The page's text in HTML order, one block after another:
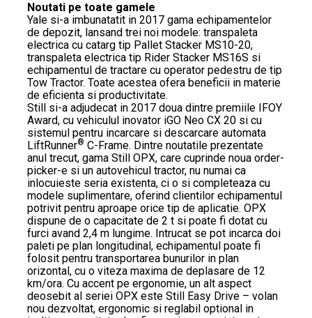
Noutati pe toate gamele
Yale si-a imbunatatit in 2017 gama echipamentelor
de depozit, lansand trei noi modele: transpaleta
electrica cu catarg tip Pallet Stacker MS10-20,
transpaleta electrica tip Rider Stacker MS16S si
echipamentul de tractare cu operator pedestru de tip
Tow Tractor. Toate acestea ofera beneficii in materie
de eficienta si productivitate.
Still si-a adjudecat in 2017 doua dintre premiile IFOY
Award, cu vehiculul inovator iGO Neo CX 20 si cu
sistemul pentru incarcare si descarcare automata
LiftRunner® C-Frame. Dintre noutatile prezentate
anul trecut, gama Still OPX, care cuprinde noua order-
picker-e si un autovehicul tractor, nu numai ca
inlocuieste seria existenta, ci o si completeaza cu
modele suplimentare, oferind clientilor echipamentul
potrivit pentru aproape orice tip de aplicatie. OPX
dispune de o capacitate de 2 t si poate fi dotat cu
furci avand 2,4 m lungime. Intrucat se pot incarca doi
paleti pe plan longitudinal, echipamentul poate fi
folosit pentru transportarea bunurilor in plan
orizontal, cu o viteza maxima de deplasare de 12
km/ora. Cu accent pe ergonomie, un alt aspect
deosebit al seriei OPX este Still Easy Drive – volan
nou dezvoltat, ergonomic si reglabil optional in